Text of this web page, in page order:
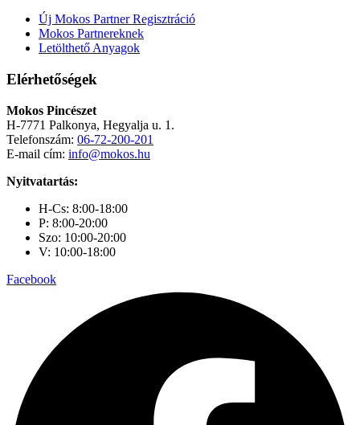
Új Mokos Partner Regisztráció
Mokos Partnereknek
Letölthető Anyagok
Elérhetőségek
Mokos Pincészet
H-7771 Palkonya, Hegyalja u. 1.
Telefonszám: 06-72-200-201
E-mail cím: info@mokos.hu
Nyitvatartás:
H-Cs: 8:00-18:00
P: 8:00-20:00
Szo: 10:00-20:00
V: 10:00-18:00
Facebook